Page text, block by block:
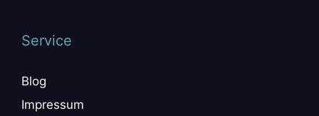
Service
Blog
Impressum